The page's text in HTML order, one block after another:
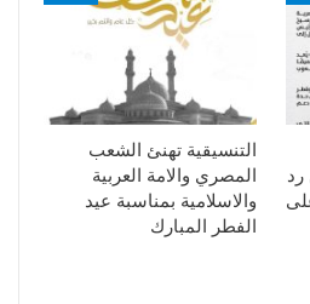
التنسيقية تهنئ الشعب
المصري والامة العربية
والاسلامية بمناسبة عيد
الفطر المبارك
رد